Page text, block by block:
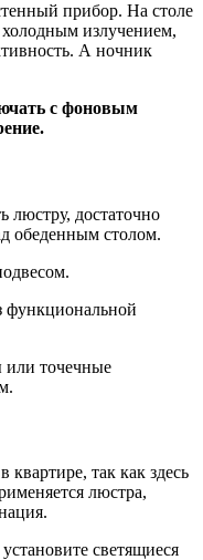
прибор. На столе
холодным излучением,
А ночник
с фоновым
люстру, достаточно
обеденным столом.
функциональной
или точечные
так как здесь
люстра,
светящиеся